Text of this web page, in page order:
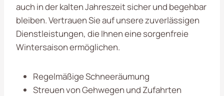
auch in der kalten Jahreszeit sicher und begehbar
bleiben. Vertrauen Sie auf unsere zuverlässigen
Dienstleistungen, die Ihnen eine sorgenfreie
Wintersaison ermöglichen.
Regelmäßige Schneeräumung
Streuen von Gehwegen und Zufahrten